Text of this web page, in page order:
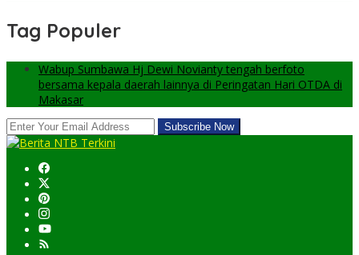
Tag Populer
Wabup Sumbawa Hj Dewi Novianty tengah berfoto
bersama kepala daerah lainnya di Peringatan Hari OTDA di
Makasar